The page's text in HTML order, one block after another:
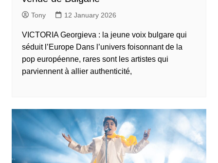
Tony 12 January 2026
VICTORIA Georgieva : la jeune voix bulgare qui
séduit l’Europe Dans l’univers foisonnant de la
pop européenne, rares sont les artistes qui
parviennent à allier authenticité,